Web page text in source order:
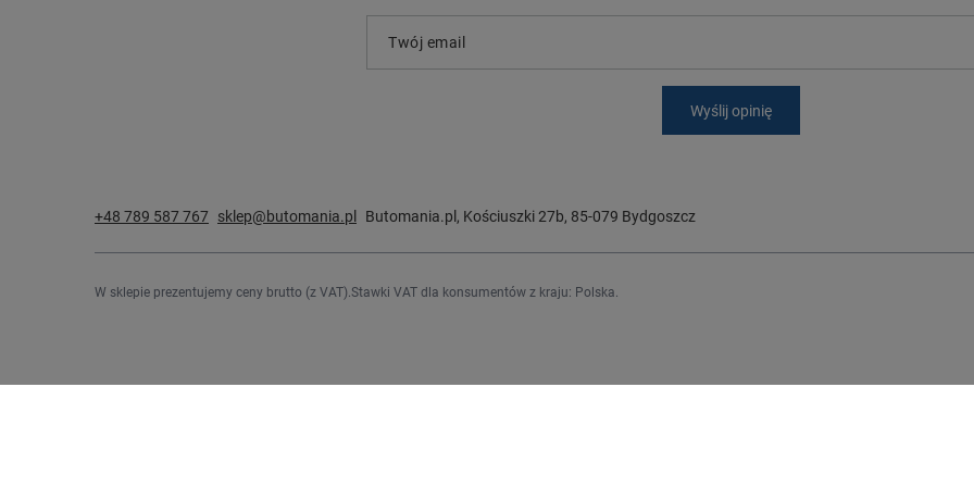
Twój email
Wyślij opinię
+48 789 587 767 sklep@butomania.pl Butomania.pl , Kościuszki 27b, 85-079 Bydgoszcz
W sklepie prezentujemy ceny brutto (z VAT). Stawki VAT dla konsumentów z kraju: Polska